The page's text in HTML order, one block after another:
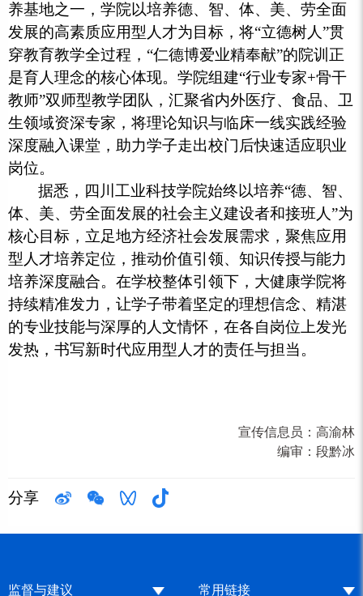
养基地之一，学院以培养德、智、体、美、劳全面
发展的高素质应用型人才为目标，将“立德树人”贯
穿教育教学全过程，“仁德博爱业精奉献”的院训正
是育人理念的核心体现。学院组建“行业专家+骨干
教师”双师型教学团队，汇聚省内外医疗、食品、卫
生领域资深专家，将理论知识与临床一线实践经验
深度融入课堂，助力学子走出校门后快速适应职业
岗位。
据悉，四川工业科技学院始终以培养“德、智、
体、美、劳全面发展的社会主义建设者和接班人”为
核心目标，立足地方经济社会发展需求，聚焦应用
型人才培养定位，推动价值引领、知识传授与能力
培养深度融合。在学校整体引领下，大健康学院将
持续精准发力，让学子带着坚定的理想信念、精湛
的专业技能与深厚的人文情怀，在各自岗位上发光
发热，书写新时代应用型人才的责任与担当。
宣传信息员： 高渝林
编审： 段黔冰
分享
监督与建议 常用链接